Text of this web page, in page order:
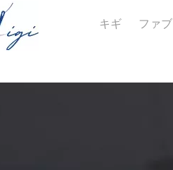
キギ ファ